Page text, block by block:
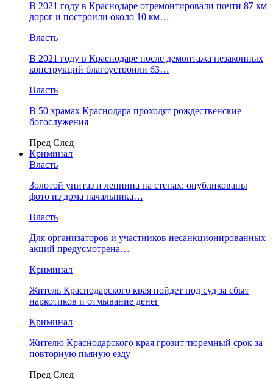
В 2021 году в Краснодаре отремонтировали почти 87 км
дорог и построили около 10 км…
Власть
В 2021 году в Краснодаре после демонтажа незаконных
конструкций благоустроили 63…
Власть
В 50 храмах Краснодара проходят рождественские
богослужения
Пред След
Криминал
Власть
​Золотой унитаз и лепнина на стенах: опубликованы
фото из дома начальника…
Власть
Для организаторов и участников несанкционированных
акций предусмотрена…
Криминал
Житель Краснодарского края пойдет под суд за сбыт
наркотиков и отмывание денег
Криминал
Жителю Краснодарского края грозит тюремный срок за
повторную пьяную езду
Пред След